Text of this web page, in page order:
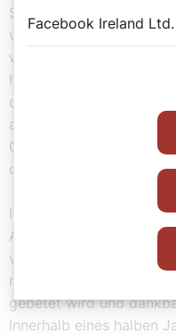
Sandesh. Zudem
vielleicht zwei Prozent
während der Großteil
haben mir geschrieben,
die Kirche eingetreten
am Leben
Gebetsanliegen
den er auf Social Media
Interessant sei auch,
Andersgläubige auf
viele muslimische User,
nicht wussten, wie es in
gebetet wird und
Innerhalb eines halben
Facebook Ireland Ltd.